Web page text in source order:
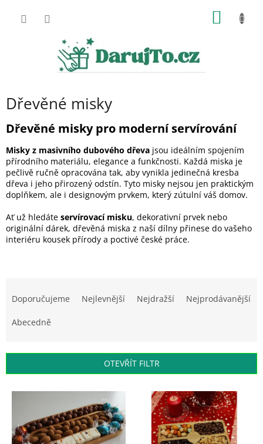
Dřevěné misky
Dřevěné misky pro moderní servírování
Misky z masivního dubového dřeva jsou ideálním spojením
přírodního materiálu, elegance a funkčnosti. Každá miska je
pečlivě ručně opracována tak, aby vynikla jedinečná kresba
dřeva i jeho přirozený odstín. Tyto misky nejsou jen praktickým
doplňkem, ale i designovým prvkem, který zútulní váš domov.
Ať už hledáte servírovací misku, dekorativní prvek nebo
originální dárek, dřevěná miska z naší dílny přinese do vašeho
interiéru kousek přírody a poctivé české práce.
r
o
Doporučujeme Nejlevnější Nejdražší Nejprodávanější
Abecedně
OTEVŘÍT FILTR
V